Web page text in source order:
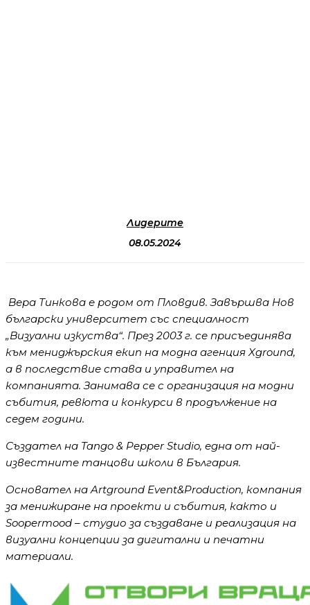
Лидерите
08.05.2024
Вера Тинкова е родом от Пловдив. Завършва Нов
български университет със специалност
„Визуални изкуства“. През 2003 г. се присъединява
към мениджърския екип на модна агенция Xground,
а в последствие става и управител на
компанията. Занимава се с организация на модни
събития, ревюта и конкурси в продължение на
седем години.
Създател на Tango & Pepper Studio, една от най-
известните танцови школи в България.
Oсновател на Artground Event&Production, компания
за менижиране на проекти и събития, както и
Soopermood – студио за създаване и реализация на
визуални концепции за дигитални и печатни
материали.